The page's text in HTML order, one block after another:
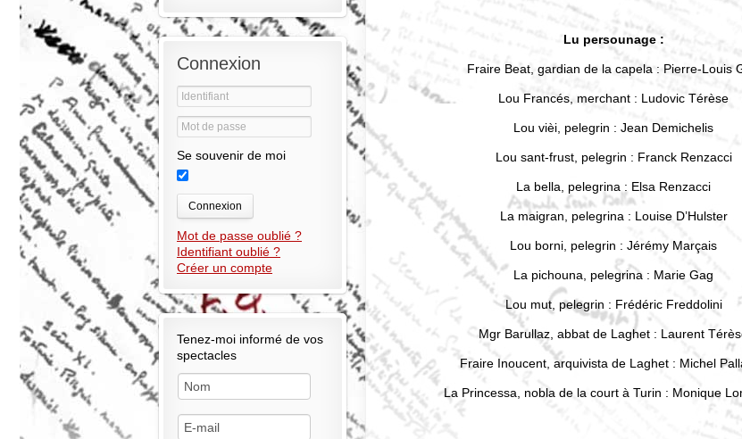
Lu persounage :
Fraire Beat, gardian de la capela : Pierre-Louis
Lou Francés, merchant : Ludovic Térèse
Lou vièi, pelegrin : Jean Demichelis
Lou sant-frust, pelegrin : Franck Renzacci
La bella, pelegrina : Elsa Renzacci
La maigran, pelegrina : Louise D’Hulster
Lou borni, pelegrin : Jérémy Marçais
La pichouna, pelegrina : Marie Gag
Lou mut, pelegrin : Frédéric Freddolini
Mgr Barullaz, abbat de Laghet : Laurent
Fraire Inoucent, arquivista de Laghet : Michel
La Princessa, nobla de la court à Turin : Monique
Connexion
Se souvenir de moi
Connexion
Mot de passe oublié ?
Identifiant oublié ?
Créer un compte
Tenez-moi informé de vos
spectacles